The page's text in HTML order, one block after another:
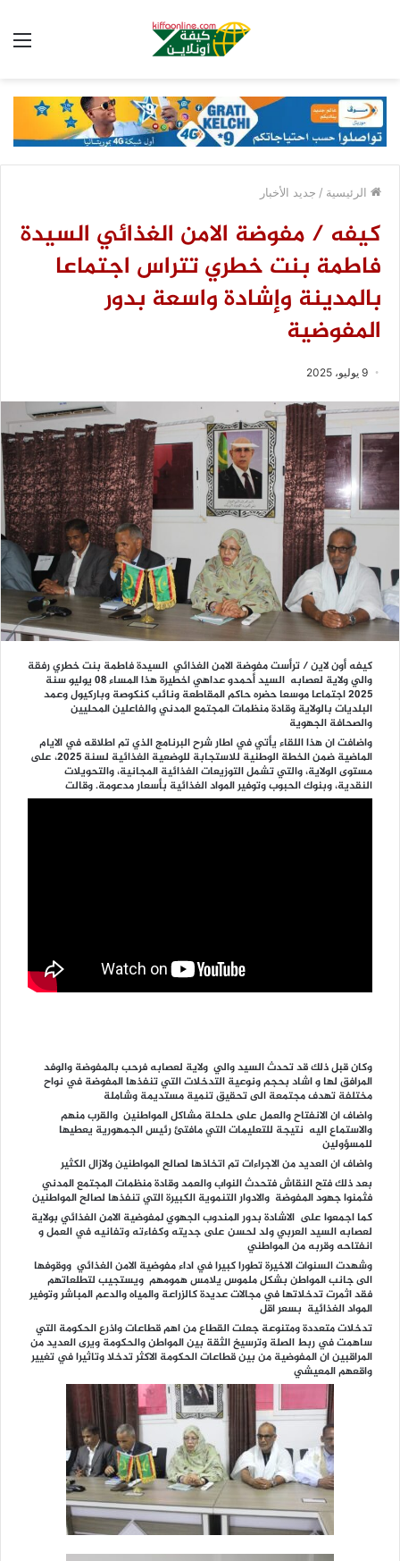
الرئيسية / جديد الأخبار
كيفه / مفوضة الامن الغذائي السيدة
فاطمة بنت خطري تتراس اجتماعا
بالمدينة وإشادة واسعة بدور
المفوضية
9 يوليو، 2025
كيفه أون لاين / ترأست مفوضة الامن الغذائي السيدة فاطمة بنت خطري رفقة
والي ولاية لعصابه السيد أحمدو عداهي اخطيرة هذا المساء 08 يوليو سنة
2025 اجتماعا موسعا حضره حاكم المقاطعة ونائب كنكوصة وباركيول وعمد
البلديات بالولاية وقادة منظمات المجتمع المدني والفاعلين المحليين
والصحافة الجهوية
واضافت ان هذا اللقاء يأتي في اطار شرح البرنامج الذي تم اطلاقه في الايام
الماضية ضمن
الخطة الوطنية للاستجابة للوضعية الغذائية لسنة 2025، على
مستوى الولاية، والتي تشمل التوزيعات الغذائية المجانية، والتحويلات
النقدية، وبنوك الحبوب وتوفير المواد الغذائية بأسعار مدعومة. وقالت
وكان قبل ذلك قد تحدث السيد والي ولاية لعصابه فرحب بالمفوضة والوفد
المرافق لها و اشاد بحجم ونوعية التدخلات التي تنفذها المفوضة في نواح
مختلفة تهدف مجتمعة الى تحقيق تنمية مستديمة وشاملة
واضاف ان الانفتاح والعمل على حلحلة مشاكل المواطنين والقرب منهم
والاستماع اليه نتيجة للتعليمات التي مافتئ رئيس الجمهورية يعطيها
للمسؤولين
واضاف ان العديد من الاجراءات تم اتخاذها لصالح المواطنين ولازال الكثير
بعد ذلك فتح النقاش فتحدث النواب والعمد وقادة منظمات المجتمع المدني
فثمنوا جهود المفوضة والادوار التنموية الكبيرة التي تنفذها لصالح المواطنين
كما اجمعوا على الاشادة بدور المندوب الجهوي لمفوضية الامن الغذائي بولاية
لعصابه السيد العربي ولد لحسن على جديته وكفاءته وتفانيه في العمل و
انفتاحه وقربه من المواطني
وشهدت السنوات الاخيرة تطورا كبيرا في اداء مفوضية الامن الغذائي ووقوفها
الى جانب المواطن بشكل ملموس يلامس همومهم ويستجيب لتطلعاتهم
فقد اثمرت تدخلاتها في مجالات عديدة كالزراعة والمياه والدعم المباشر وتوفير
المواد الغذائية بسعر اقل
تدخلات متعددة ومتنوعة جعلت القطاع من اهم قطاعات واذرع الحكومة التي
ساهمت في ربط الصلة وترسيخ الثقة بين المواطن والحكومة ويرى العديد من
المراقبين ان المفوضية من بين قطاعات الحكومة الاكثر تدخلا وتاثيرا في تغيير
واقعهم المعيشي